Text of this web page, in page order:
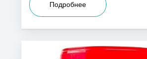
Подробнее